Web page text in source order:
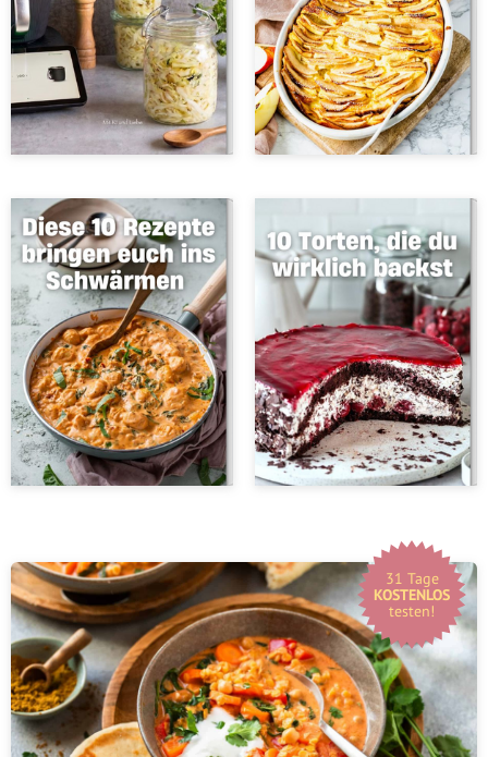
31 Tage
KOSTENLOS
testen!